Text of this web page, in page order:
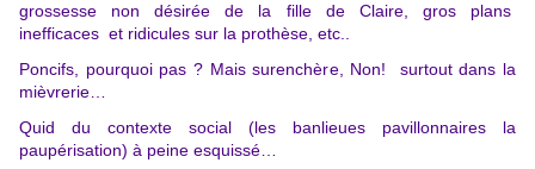
grossesse non désirée de la fille de Claire, gros plans
inefficaces et ridicules sur la prothèse, etc..
Poncifs, pourquoi pas ? Mais surenchère, Non! surtout dans la
mièvrerie…
Quid du contexte social (les banlieues pavillonnaires la
paupérisation) à peine esquissé…